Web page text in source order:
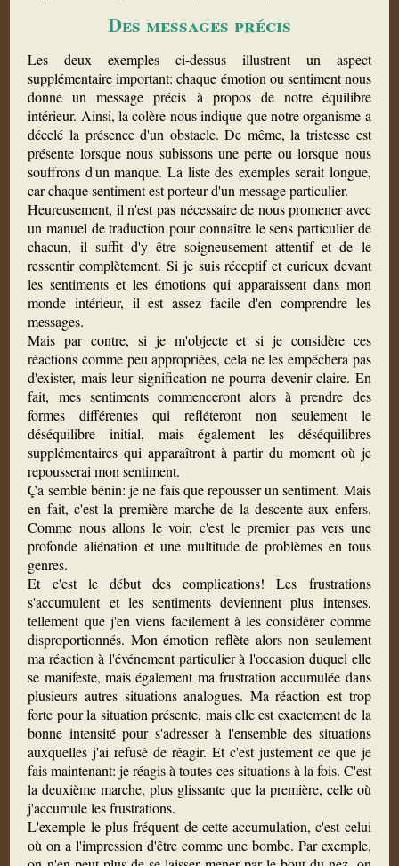
Des messages précis
Les deux exemples ci-dessus illustrent un aspect
supplémentaire important: chaque émotion ou sentiment nous
donne un message précis à propos de notre équilibre
intérieur. Ainsi, la colère nous indique que notre organisme a
décelé la présence d'un obstacle. De même, la tristesse est
présente lorsque nous subissons une perte ou lorsque nous
souffrons d'un manque. La liste des exemples serait longue,
car chaque sentiment est porteur d'un message particulier.
Heureusement, il n'est pas nécessaire de nous promener avec
un manuel de traduction pour connaître le sens particulier de
chacun, il suffit d'y être soigneusement attentif et de le
ressentir complètement. Si je suis réceptif et curieux devant
les sentiments et les émotions qui apparaissent dans mon
monde intérieur, il est assez facile d'en comprendre les
messages.
Mais par contre, si je m'objecte et si je considère ces
réactions comme peu appropriées, cela ne les empêchera pas
d'exister, mais leur signification ne pourra devenir claire. En
fait, mes sentiments commenceront alors à prendre des
formes différentes qui refléteront non seulement le
déséquilibre initial, mais également les déséquilibres
supplémentaires qui apparaîtront à partir du moment où je
repousserai mon sentiment.
Ça semble bénin: je ne fais que repousser un sentiment. Mais
en fait, c'est la première marche de la descente aux enfers.
Comme nous allons le voir, c'est le premier pas vers une
profonde aliénation et une multitude de problèmes en tous
genres.
Et c'est le début des complications! Les frustrations
s'accumulent et les sentiments deviennent plus intenses,
tellement que j'en viens facilement à les considérer comme
disproportionnés. Mon émotion reflète alors non seulement
ma réaction à l'événement particulier à l'occasion duquel elle
se manifeste, mais également ma frustration accumulée dans
plusieurs autres situations analogues. Ma réaction est trop
forte pour la situation présente, mais elle est exactement de la
bonne intensité pour s'adresser à l'ensemble des situations
auxquelles j'ai refusé de réagir. Et c'est justement ce que je
fais maintenant: je réagis à toutes ces situations à la fois. C'est
la deuxième marche, plus glissante que la première, celle où
j'accumule les frustrations.
L'exemple le plus fréquent de cette accumulation, c'est celui
où on a l'impression d'être comme une bombe. Par exemple,